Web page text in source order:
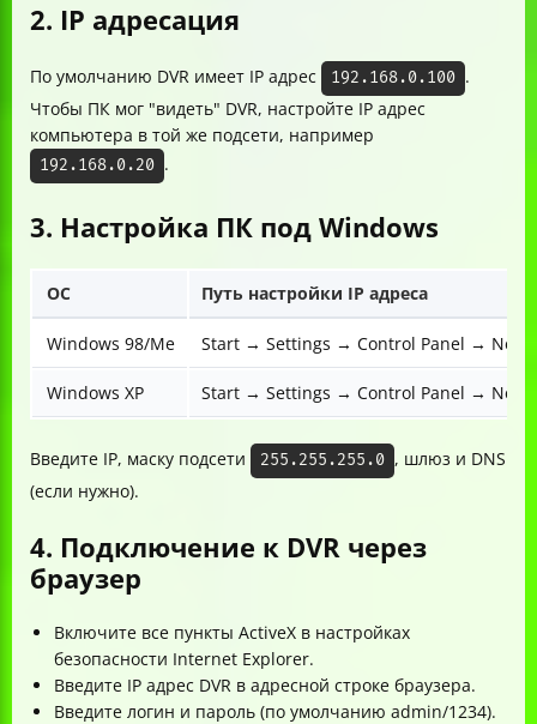
2. IP адресация
По умолчанию DVR имеет IP адрес 192.168.0.100 .
Чтобы ПК мог "видеть" DVR, настройте IP адрес
компьютера в той же подсети, например
192.168.0.20 .
3. Настройка ПК под Windows
ОС Путь настройки IP адреса
Windows 98/Me Start → Settings → Control Panel →
Windows XP Start → Settings → Control Panel →
Введите IP, маску подсети 255.255.255.0 , шлюз и DNS
(если нужно).
4. Подключение к DVR через
браузер
Включите все пункты ActiveX в настройках
безопасности Internet Explorer.
Введите IP адрес DVR в адресной строке браузера.
Введите логин и пароль (по умолчанию admin/1234).